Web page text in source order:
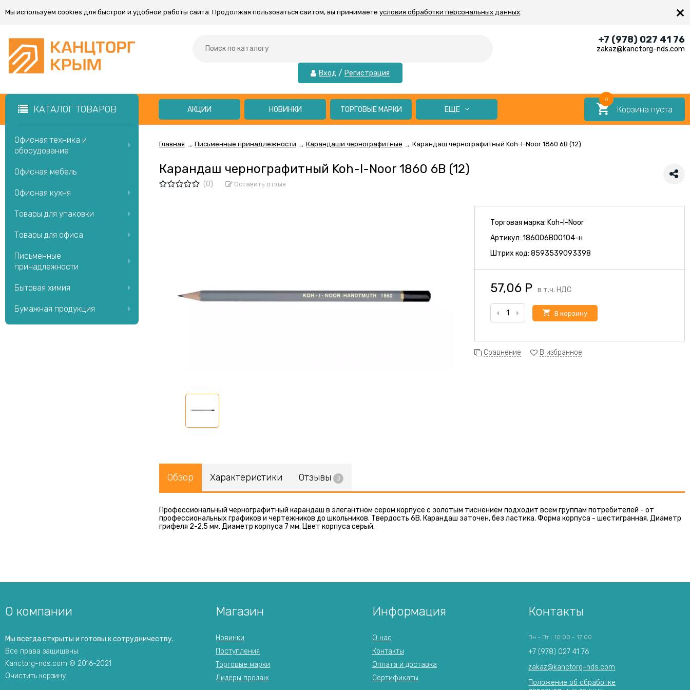
Мы используем cookies для быстрой и удобной работы сайта. Продолжая пользоваться сайтом, вы принимаете условия обработки персональных данных. ×
Вход / Регистрация
+7 (978) 027 41 76
zakaz@kanctorg-nds.com
КАТАЛОГ ТОВАРОВ Корзина пуста
0
АКЦИИ НОВИНКИ ТОРГОВЫЕ МАРКИ ЕЩЕ
Главная → Письменные принадлежности → Карандаши чернографитные → Карандаш чернографитный Koh-I-Noor 1860 6B (12)
Карандаш чернографитный Koh-I-Noor 1860 6B (12)
(0) Оставить отзыв
Торговая марка: Koh-I-Noor
Артикул:186006B00104-н
Штрих код:8593539093398
57,06 Р в т.ч. НДС
В корзину
Сравнение В избранное
Обзор Характеристики Отзывы 0
Профессиональный чернографитный карандаш в элегантном сером корпусе с золотым тиснением подходит всем группам потребителей - от
профессиональных графиков и чертежников до школьников. Твердость 6B. Карандаш заточен, без ластика. Форма корпуса - шестигранная. Диаметр
грифеля 2-2,5 мм. Диаметр корпуса 7 мм. Цвет корпуса серый.
Офисная техника и
оборудование
Офисная мебель
Офисная кухня
Товары для упаковки
Товары для офиса
Письменные
принадлежности
Бытовая химия
Бумажная продукция
О компании
Мы всегда открыты и готовы к сотрудничеству.
Все права защищены.
Kanctorg-nds.com © 2016-2021
Очистить корзину
Магазин
Новинки
Поступления
Торговые марки
Лидеры продаж
Информация
О нас
Контакты
Оплата и доставка
Сертификаты
Контакты
Пн - Пт : 10:00 - 17:00
+7 (978) 027 41 76
zakaz@kanctorg-nds.com
Положение об обработке